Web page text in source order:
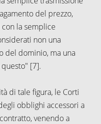
del prezzo,
la semplice
non una
del dominio, ma una
[7].
di tale figura, le Corti
obblighi accessori a
venendo a